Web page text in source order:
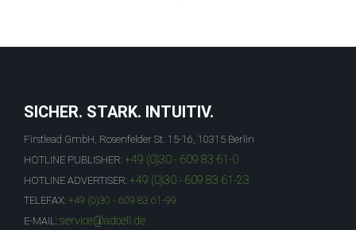
SICHER. STARK. INTUITIV.
Firstlead GmbH, Rosenfelder St. 15-16, 10315 Berlin
HOTLINE PUBLISHER: +49 (0)30 - 609 83 61-0
HOTLINE ADVERTISER: +49 (0)30 - 609 83 61-23
TELEFAX: +49 (0)30 - 609 83 61-99
E-MAIL: service@adcell.de